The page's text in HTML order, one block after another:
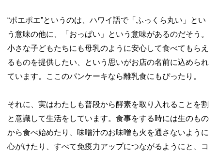
“ポエポエ”というのは、ハワイ語で「ふっくら丸い」とい
う意味の他に、「おっぱい」という意味があるのだそう。
小さな子どもたちにも母乳のように安心して食べてもらえ
るものを提供したい、という思いがお店の名前に込められ
ています。ここのパンケーキなら離乳食にもぴったり。
それに、実はわたしも普段から酵素を取り入れることを割
と意識して生活をしています。食事をする時には生のもの
から食べ始めたり、味噌汁のお味噌も火を通さないように
心がけたり、すべて免疫力アップにつながるようにと、コ